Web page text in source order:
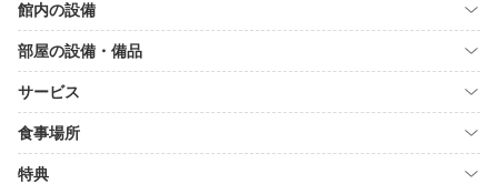
館内の設備
部屋の設備・備品
サービス
食事場所
特典